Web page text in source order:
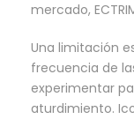
mercado,
Una limitación
frecuencia de
experimentar
aturdimiento.